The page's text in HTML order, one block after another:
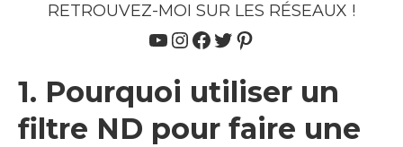
RETROUVEZ-MOI SUR LES RÉSEAUX !
YouTube
Instagram
Facebook
Twitter
Pinterest
1. Pourquoi utiliser un
filtre ND pour faire une